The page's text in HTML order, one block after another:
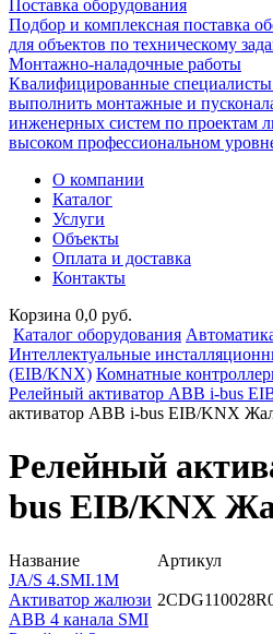
Поставка оборудования
Подбор и комплексная поставка
для объектов по техническому
Монтажно-наладочные работы
Квалифицированные
выполнить монтажные и
инженерных систем по проектам
высоком профессиональном
О компании
Каталог
Услуги
Объекты
Оплата и доставка
Контакты
Корзина 0,0 руб.
Каталог оборудования
Интеллектуальные
(EIB/KNX) Комнатные
Релейный активатор ABB i-bus
активатор ABB i-bus EIB/KNX
Релейный
bus EIB/KNX
Название Артикул
JA/S 4.SMI.1M
Активатор жалюзи
ABB 4 канала SMI